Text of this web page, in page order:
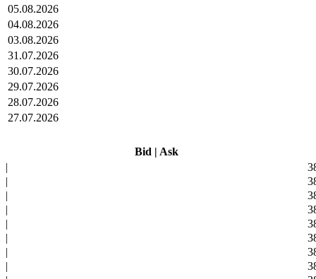
05.08.2026
04.08.2026
03.08.2026
31.07.2026
30.07.2026
29.07.2026
28.07.2026
27.07.2026
Bid | Ask
|
|
|
|
|
|
|
|